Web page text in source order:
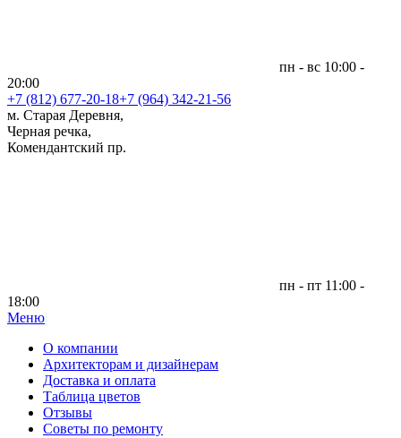
пн - вс 10:00 -
20:00
+7 (812) 677-20-18+7 (964) 342-21-56
м. Старая Деревня,
Черная речка,
Комендантский пр.
пн - пт 11:00 -
18:00
Меню|
О компании
Архитекторам и дизайнерам
Доставка и оплата
Таблица цветов
Отзывы
Советы по ремонту